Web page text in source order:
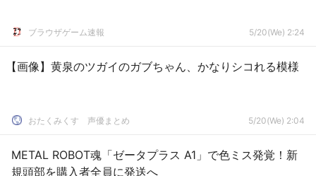
ブラウザゲーム速報 5/20(We) 2:24
【画像】黄泉のツガイのガブちゃん、かなりシコれる模様
おたくみくす 声優まとめ 5/20(We) 2:04
METAL ROBOT魂「ゼータプラス A1」で色ミス発覚！新
規頭部を購入者全員に発送へ